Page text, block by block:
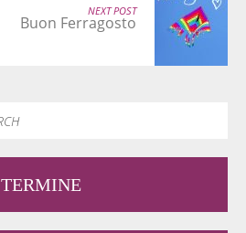
NEXT POST
Buon Ferragosto
TERMINE